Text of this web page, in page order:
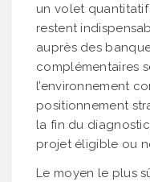
un volet quantitatif
restent
auprès des
complémentaires
l’environnement
positionnement
la fin du
projet éligible ou
Le moyen le plus